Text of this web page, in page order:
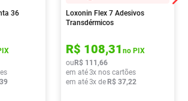
36
Loxonin Flex 7 Adesivos
Transdérmicos
R$ 108,31 no PIX
ou R$ 111 ,66
em até3x nos cartões
em até3x de R$ 37,22